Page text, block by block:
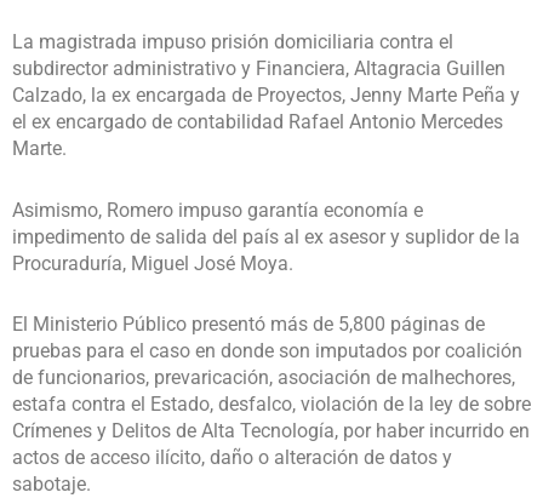
La magistrada impuso prisión domiciliaria contra el
subdirector administrativo y Financiera, Altagracia Guillen
Calzado, la ex encargada de Proyectos, Jenny Marte Peña y
el ex encargado de contabilidad Rafael Antonio Mercedes
Marte.
Asimismo, Romero impuso garantía economía e
impedimento de salida del país al ex asesor y suplidor de la
Procuraduría, Miguel José Moya.
El Ministerio Público presentó más de 5,800 páginas de
pruebas para el caso en donde son imputados por coalición
de funcionarios, prevaricación, asociación de malhechores,
estafa contra el Estado, desfalco, violación de la ley de sobre
Crímenes y Delitos de Alta Tecnología, por haber incurrido en
actos de acceso ilícito, daño o alteración de datos y
sabotaje.